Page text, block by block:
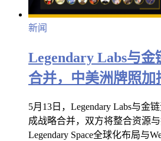
新闻
Legendary Labs与
合并，中美洲牌照加
5月13日，Legendary Labs与金
成战略合并，双方将整合资源
Legendary Space全球化布局与